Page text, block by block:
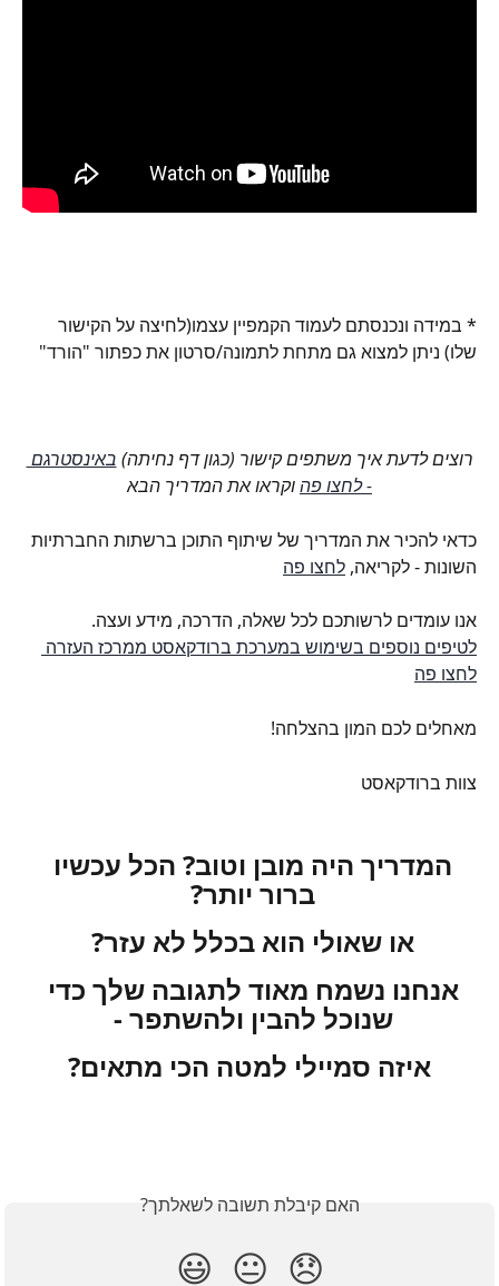
* במידה ונכנסתם לעמוד הקמפיין עצמו(לחיצה על הקישור
שלו) ניתן למצוא גם מתחת לתמונה/סרטון את כפתור "הורד"
רוצים לדעת איך משתפים קישור (כגון דף נחיתה) באינסטרגם
- לחצו פה וקראו את המדריך הבא
כדאי להכיר את המדריך של שיתוף התוכן ברשתות החברתיות
השונות - לקריאה, לחצו פה
אנו עומדים לרשותכם לכל שאלה, הדרכה, מידע ועצה.
לטיפים נוספים בשימוש במערכת ברודקאסט ממרכז העזרה
לחצו פה
מאחלים לכם המון בהצלחה!
צוות ברודקאסט
המדריך היה מובן וטוב? הכל עכשיו
ברור יותר?
או שאולי הוא בכלל לא עזר?
אנחנו נשמח מאוד לתגובה שלך כדי
שנוכל להבין ולהשתפר -
איזה סמיילי למטה הכי מתאים?
האם קיבלת תשובה לשאלתך?
😞
😐
😃